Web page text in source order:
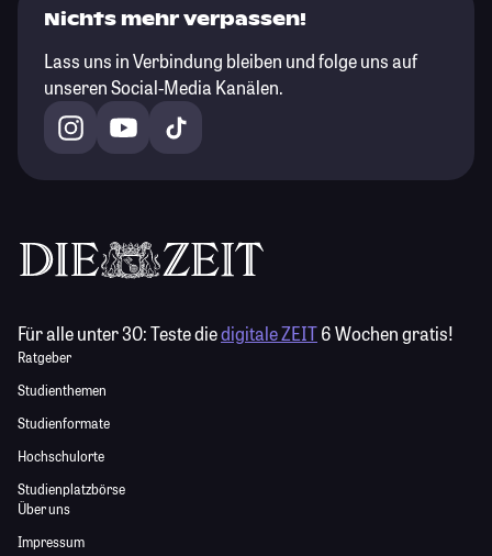
Nichts mehr verpassen!
Lass uns in Verbindung bleiben und folge uns auf
unseren Social-Media Kanälen.
Für alle unter 30:Teste diedigitale ZEIT6 Wochen gratis!
Ratgeber
Studienthemen
Studienformate
Hochschulorte
Studienplatzbörse
Über uns
Impressum